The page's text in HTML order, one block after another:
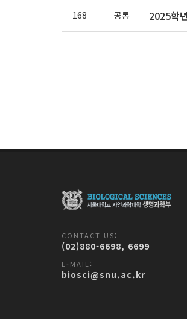
168 공통 2025학
CONTACT US:
(02)880-6698, 6699
E-MAIL:
biosci@snu.ac.kr